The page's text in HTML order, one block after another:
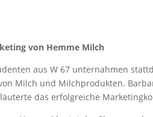
von Hemme Milch
aus W 67 unternahmen
Milch und Milchprodukten.
das erfolgreiche